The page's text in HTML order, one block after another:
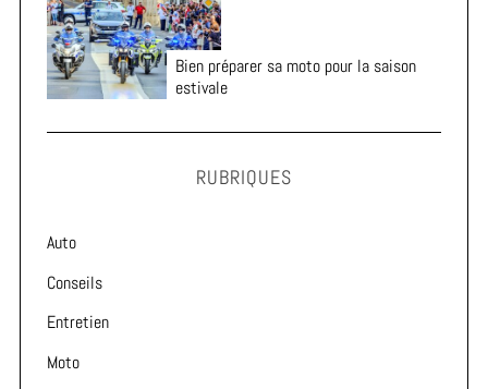
Bien préparer sa moto pour la saison
estivale
RUBRIQUES
Auto
Conseils
Entretien
Moto